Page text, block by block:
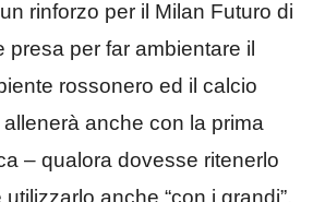
rinforzo per il Milan Futuro di
presa per far ambientare il
rossonero ed il calcio
anche con la prima
– qualora dovesse ritenerlo
anche “con i grandi”.